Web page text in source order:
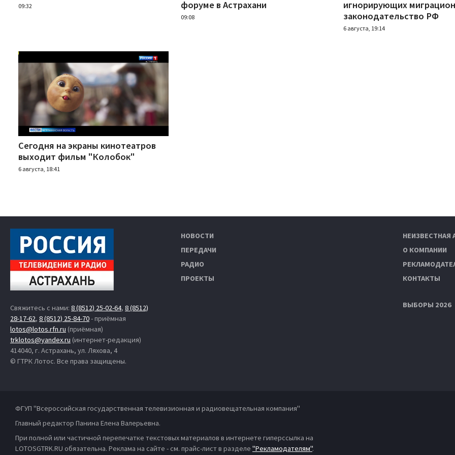
09:32 форуме в Астрахани
09:08
игнорирующих
законодательство РФ
6 августа, 19:14
Сегодня на экраны кинотеатров
выходит фильм "Колобок"
6 августа, 18:41
Свяжитесь с нами: 8 (8512) 25-02-64, 8 (8512)
28-17-62, 8 (8512) 25-84-70- приёмная
lotos@lotos.rfn.ru (приёмная)
trklotos@yandex.ru (интернет-редакция)
414040, г. Астрахань, ул. Ляхова, 4
© ГТРК Лотос. Все права защищены.
НОВОСТИ
ПЕРЕДАЧИ
РАДИО
ПРОЕКТЫ
НЕИЗВЕСТНАЯ
О КОМПАНИИ
КОНТАКТЫ
ВЫБОРЫ 2026
ФГУП "Всероссийская государственная телевизионная и радиовещательная компания"
Главный редактор Панина Елена Валерьевна.
При полной или частичной перепечатке текстовых материалов в интернете гиперссылка на
LOTOSGTRK.RU обязательна. Реклама на сайте - см. прайс-лист в разделе "Рекламодателям".